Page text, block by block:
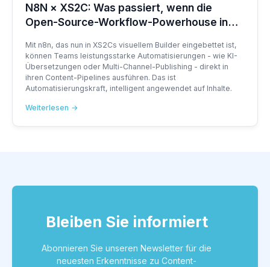
N8N × XS2C: Was passiert, wenn die
Open-Source-Workflow-Powerhouse in
einsteckt
Mit n8n, das nun in XS2Cs visuellem Builder eingebettet ist,
können Teams leistungsstarke Automatisierungen - wie KI-
Übersetzungen oder Multi-Channel-Publishing - direkt in
ihren Content-Pipelines ausführen. Das ist
Automatisierungskraft, intelligent angewendet auf Inhalte.
Weiterlesen
Bleiben Sie informiert
Abonnieren Sie unseren Newsletter für die
neuesten Erkenntnisse zu Content-